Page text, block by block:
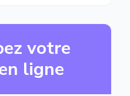
votre
ligne